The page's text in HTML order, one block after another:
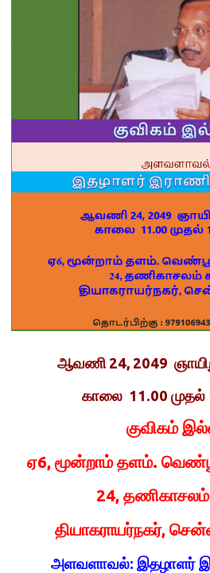
ஆவணி 24, 2049
காலை 11.00 முதல்
குவிகம்
ஏ6, மூன்றாம் தளம்.
24,
தியாகராயர்நகர்,
அளவளாவல்: இதழாளர்